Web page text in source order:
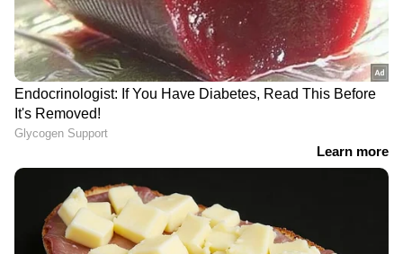
Image Credit :
തേയിലപ്പൊടി ഇടുന്നത്
വെള്ളം വെച്ച ഉടനെ തേയിലപ്പൊടി ഇടുന്നത്
ഒഴിവാക്കണം. വെള്ളം നന്നായി തിളച്ചതിന്
ശേഷം മാത്രമേ തേയിലയും പഞ്ചസാരയും